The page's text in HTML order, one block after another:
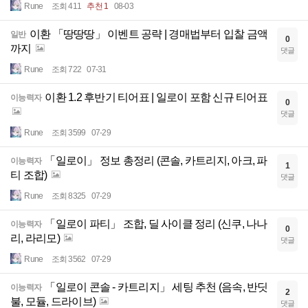
Rune 조회 411 추천 1 08-03
일반 이환 「땅땅땅」 이벤트 공략 | 경매법부터 입찰 금액
까지
Rune 조회 722 07-31
0
댓글
이능력자 이환 1.2 후반기 티어표 | 일로이 포함 신규 티어표
Rune 조회 3599 07-29
0
댓글
이능력자
「일로이」 정보 총정리 (콘솔, 카트리지, 아크, 파
티 조합)
Rune 조회 8325 07-29
1
댓글
이능력자
「일로이 파티」 조합, 딜 사이클 정리 (신쿠, 나나
리, 라리모)
Rune 조회 3562 07-29
0
댓글
이능력자
「일로이 콘솔 - 카트리지」 세팅 추천 (음속, 반딧
불, 모듈, 드라이브)
2
댓글